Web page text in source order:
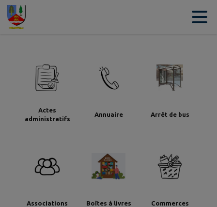
Contenu
Actes
administratifs
Annuaire Arrêt de bus
Associations Boîtes à livres Commerces